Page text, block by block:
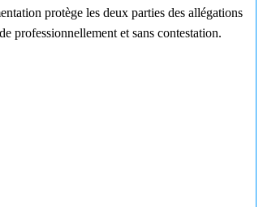
protège les deux parties des allégations
professionnellement et sans contestation.